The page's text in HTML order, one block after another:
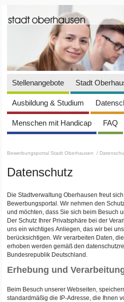
Stellenangebote Stadt
Ausbildung & Studium
Menschen mit Handicap
FAQ
Bewerbungsportal Stadt Oberhausen /
Datenschutz
Die Stadtverwaltung Oberhausen freut
Bewerbungsportal. Wir nehmen den
und möchten, dass Sie sich beim Besuch
Der Schutz Ihrer Privatsphäre bei der
uns ein wichtiges Anliegen, das wir bei
berücksichtigen. Wir verarbeiten Daten,
erhoben werden gemäß den
Bundesrepublik Deutschland.
Erhebung und
Beim Besuch unserer Webseiten,
standardmäßig die IP-Adresse, die Ihnen